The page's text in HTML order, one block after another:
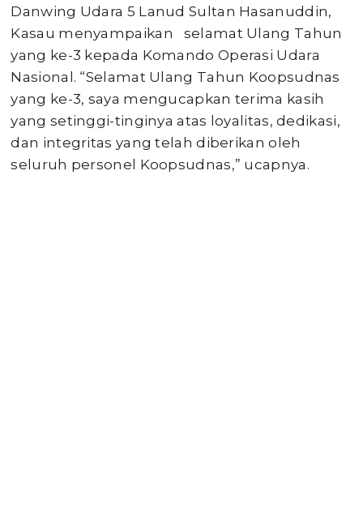
Danwing Udara 5 Lanud Sultan Hasanuddin,
Kasau menyampaikan selamat Ulang Tahun
yang ke-3 kepada Komando Operasi Udara
Nasional. “Selamat Ulang Tahun Koopsudnas
yang ke-3, saya mengucapkan terima kasih
yang setinggi-tinginya atas loyalitas, dedikasi,
dan integritas yang telah diberikan oleh
seluruh personel Koopsudnas,” ucapnya.